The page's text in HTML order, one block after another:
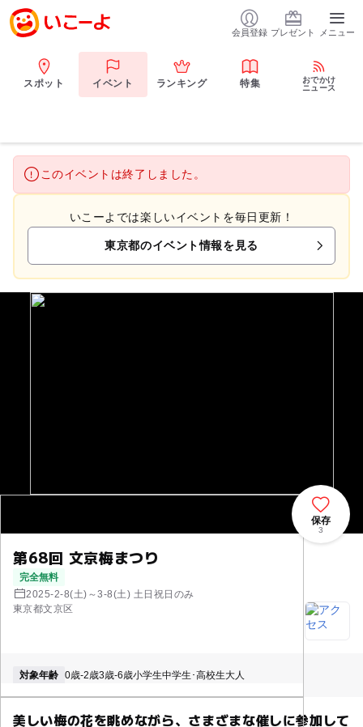
会員登録 プレゼント メニュー
スポット イベント ランキング 特集
おでかけ
ニュース
このイベントは終了しました。
いこーよでは楽しいイベントを毎日更新！
東京都のイベント情報を見る
第68回 文京梅まつり
完全無料
2025-2-8(土)～3-8(土) 土日祝日のみ
東京都文京区
保存
3
対象年齢 0歳-2歳3歳-6歳小学生中学生･高校生大人
美しい梅の花を眺めながら、さまざまな催しに参加して